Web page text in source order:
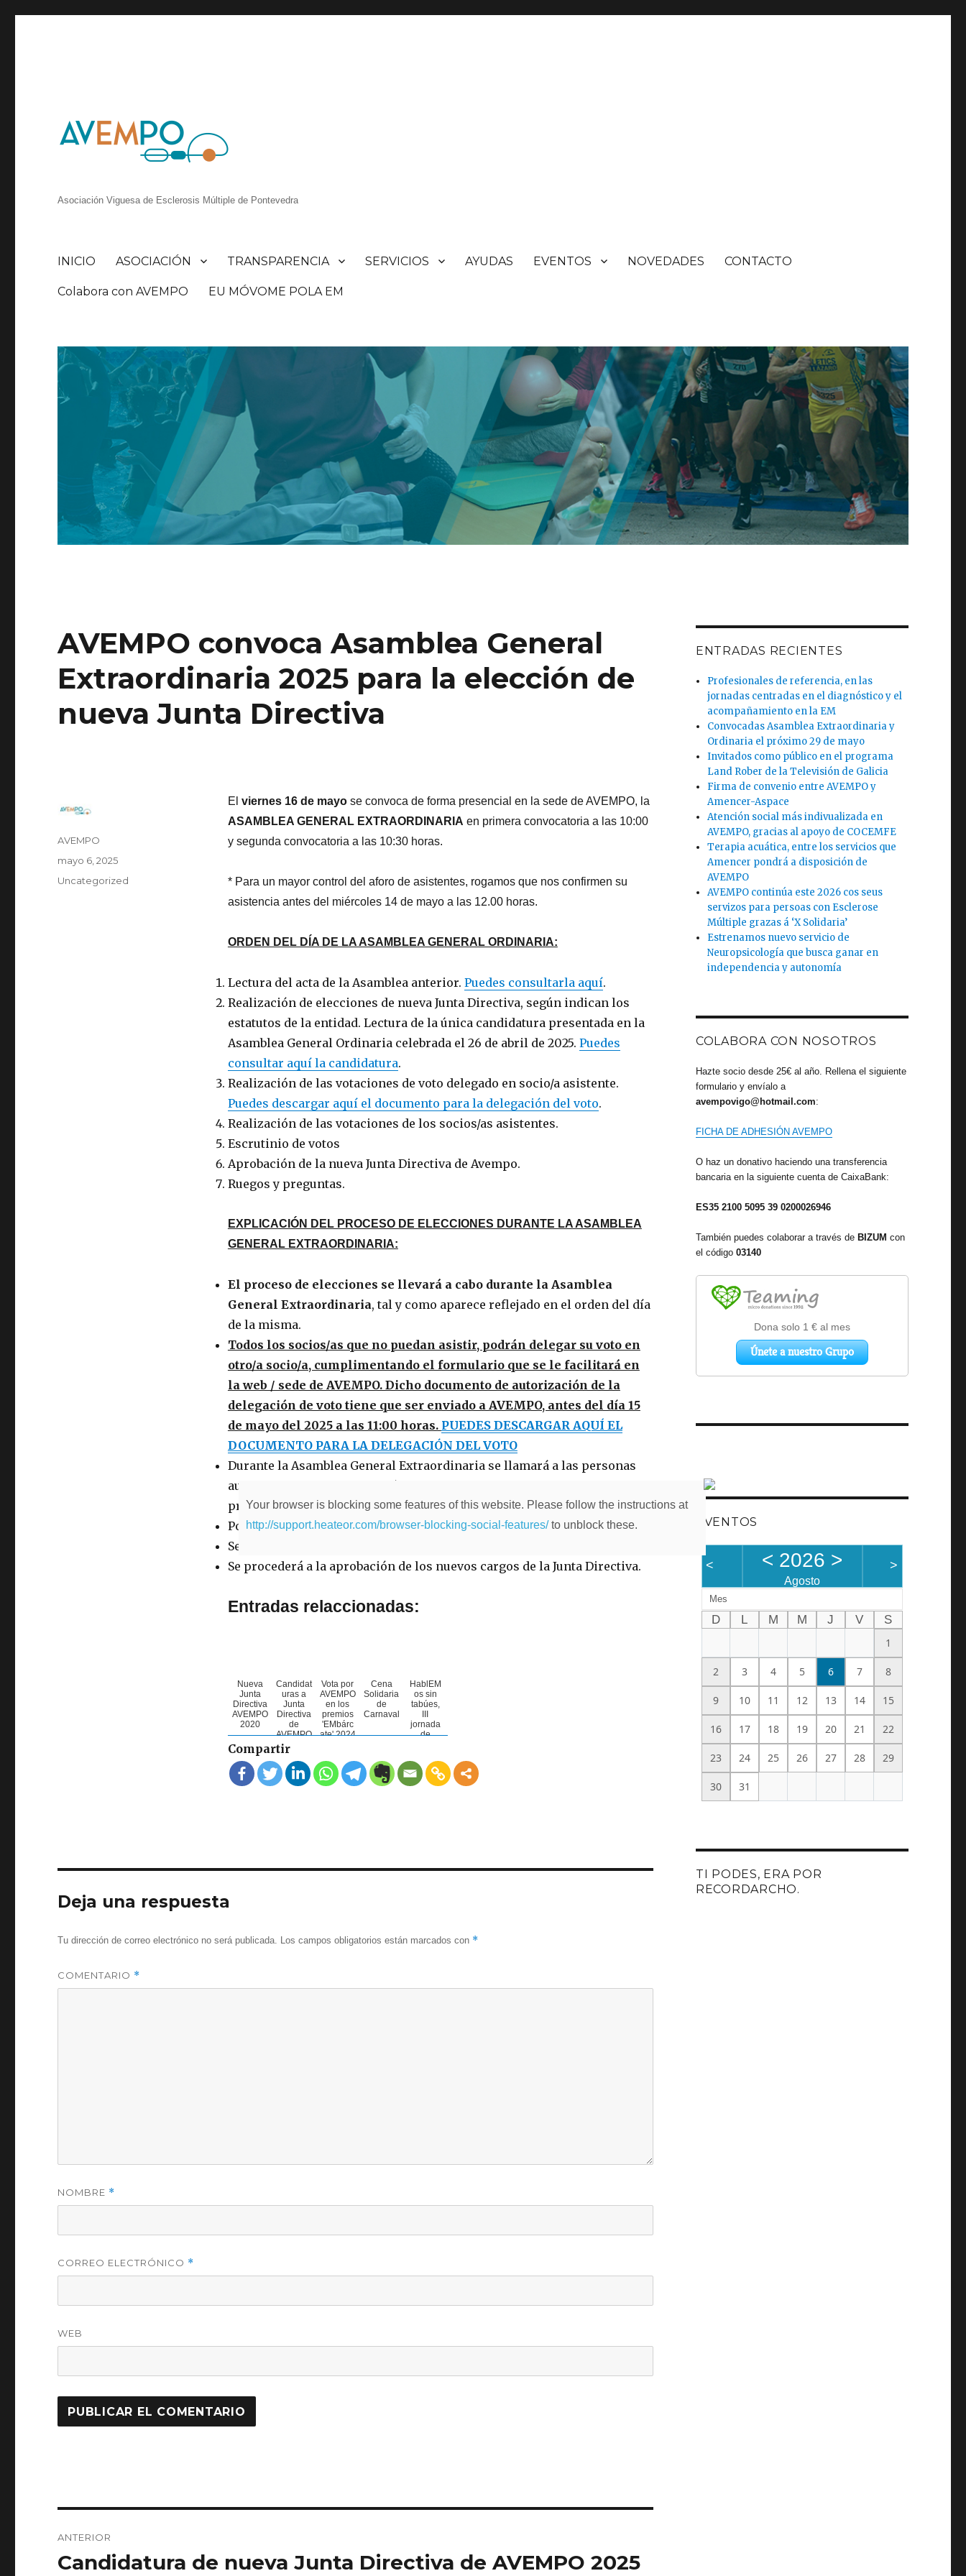
Asociación Viguesa de Esclerosis Múltiple de Pontevedra
INICIO ASOCIACIÓN TRANSPARENCIA SERVICIOS AYUDAS EVENTOS NOVEDADES CONTACTO
Colabora con AVEMPO EU MÓVOME POLA EM
AVEMPO convoca Asamblea General
Extraordinaria 2025 para la elección de
nueva Junta Directiva
El viernes 16 de mayose convoca de forma presencial en la sede de AVEMPO, la
ASAMBLEA GENERAL EXTRAORDINARIA en primera convocatoria a las 10:00
y segunda convocatoria a las 10:30 horas.
* Para un mayor control del aforo de asistentes, rogamos que nos confirmen su
asistencia antes del miércoles 14 de mayo a las 12.00 horas.
ORDEN DEL DÍA DE LA ASAMBLEA GENERAL ORDINARIA:
Lectura del acta de la Asamblea anterior. Puedes consultarla aquí.
Realización de elecciones de nueva Junta Directiva, según indican los
estatutos de la entidad. Lectura de la única candidatura presentada en la
Asamblea General Ordinaria celebrada el 26 de abril de 2025. Puedes
consultar aquí la candidatura.
Realización de las votaciones de voto delegado en socio/a asistente.
Puedes descargar aquí el documento para la delegación del voto.
Realización de las votaciones de los socios/as asistentes.
Escrutinio de votos
Aprobación de la nueva Junta Directiva de Avempo.
Ruegos y preguntas.
EXPLICACIÓN DEL PROCESO DE ELECCIONES DURANTE LA ASAMBLEA
GENERAL EXTRAORDINARIA:
El proceso de elecciones se llevará a cabo durante la Asamblea
General Extraordinaria, tal y como aparece reflejado en el orden del día
de la misma.
Todos los socios/as que no puedan asistir, podrán delegar su voto en
otro/a socio/a, cumplimentando el formulario que se le facilitará en
la web / sede de AVEMPO. Dicho documento de autorización de la
delegación de voto tiene que ser enviado a AVEMPO, antes del día 15
de mayo del 2025 a las 11:00 horas. PUEDES DESCARGAR AQUÍ EL
DOCUMENTO PARA LA DELEGACIÓN DEL VOTO
Durante la Asamblea General Extraordinaria se llamará a las personas
autorizadas para la delegación de voto (tienen que ser socios/as
presentes en la asamblea), para que procedan a votar.
Posteriormente votarán los socios/as presentes.
Se realizará el escrutinio de los votos.
Se procederá a la aprobación de los nuevos cargos de la Junta Directiva.
Entradas relaccionadas:
Nueva
Junta
Directiva
AVEMPO
2020
Candidat
uras a
Junta
Directiva
de
AVEMPO
2020
Vota por
AVEMPO
en los
premios
'EMbárc
ate' 2024
Cena
Solidaria
de
Carnaval
HablEM
os sin
tabúes,
jornada
de
sobre la
Esclerosi
Compartir
Autor
AVEMPO
Publicado
mayo 6, 2025
Categorías
Uncategorized
Deja una respuesta
Tu dirección de correo electrónico no será publicada. Los campos obligatorios están marcados con *
COMENTARIO *
NOMBRE *
CORREO ELECTRÓNICO *
WEB
de
ANTERIOR
Entrada
Candidatura de nueva Junta Directiva de AVEMPO 2025
ENTRADAS RECIENTES
Profesionales de referencia, en las
jornadas centradas en el diagnóstico y el
acompañamiento en la EM
Convocadas Asamblea Extraordinaria y
Ordinaria el próximo 29 de mayo
Invitados como público en el programa
Land Rober de la Televisión de Galicia
Firma de convenio entre AVEMPO y
Amencer-Aspace
Atención social más indivualizada en
AVEMPO, gracias al apoyo de COCEMFE
Terapia acuática, entre los servicios que
Amencer pondrá a disposición de
AVEMPO
AVEMPO continúa este 2026 cos seus
servizos para persoas con Esclerose
Múltiple grazas á ‘X Solidaria’
Estrenamos nuevo servicio de
Neuropsicología que busca ganar en
independencia y autonomía
COLABORA CON NOSOTROS
Hazte socio desde 25€ al año. Rellena el siguiente
formulario y envíalo a
avempovigo@hotmail.com:
FICHA DE ADHESIÓN AVEMPO
O haz un donativo haciendo una transferencia
bancaria en la siguiente cuenta de CaixaBank:
ES35 2100 5095 39 0200026946
También puedes colaborar a través de BIZUM con
el código03140
EVENTOS
< < 2026 >
Agosto
>
Mes
D L M M J V
S
1
2 3 4 5 6 7 8
9 10 11 12 13 14 15
16 17 18 19 20 21 22
23 24 25 26 27 28 29
30 31
TI PODES, ERA POR
RECORDARCHO.
Your browser is blocking some features of this website. Please follow the instructions at
http://support.heateor.com/browser-blocking-social-features/to unblock these.